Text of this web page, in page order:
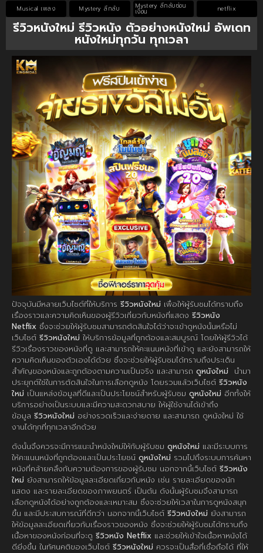
Musical เพลง Mystery ลึกลับ Mystery ลึกลับซ่อน
เงื่อน netflix
รีวิวหนังใหม่ รีวิวหนัง ตัวอย่างหนังใหม่ อัพเดท
หนังใหม่ทุกวัน ทุกเวลา
ปัจจุบันมีหลายเว็บไซต์ที่ให้บริการ รีวิวหนังใหม่ เพื่อให้ผู้รับชมได้ทราบถึง
เรื่องราวและความคิดเห็นของผู้รีวิวเกี่ยวกับหนังที่แสดง รีวิวหนัง
Netflix ซึ่งจะช่วยให้ผู้รับชมสามารถตัดสินใจได้ว่าจะเข้าดูหนังนั้นหรือไม่
เว็บไซต์ รีวิวหนังใหม่ ให้บริการข้อมูลที่ถูกต้องและสมบูรณ์ โดยให้ผู้รีวิวได้
รีวิวเรื่องราวของหนังที่ดู และสามารถให้คะแนนหนังที่เข้าดู และยังสามารถให้
ความคิดเห็นของตัวเองได้ด้วย ซึ่งจะช่วยให้ผู้รับชมได้ทราบถึงประเด็น
สำคัญของหนังและถูกต้องตามความเป็นจริง และสามารถ ดูหนังใหม่ นำมา
ประยุกต์ใช้ในการตัดสินใจในการเลือกดูหนัง โดยรวมแล้วเว็บไซต์ รีวิวหนัง
ใหม่ เป็นแหล่งข้อมูลที่ดีและเป็นประโยชน์สำหรับผู้รับชม ดูหนังใหม่ อีกทั้งให้
บริการอย่างเป็นระบบและมีความสะดวกสบาย ให้ผู้ใช้งานได้เข้าถึง
ข้อมูล รีวิวหนังใหม่ อย่างรวดเร็วและง่ายดาย และสามารถ ดูหนังใหม่ ใช้
งานได้ทุกที่ทุกเวลาอีกด้วย
ดังนั้นจึงควรจะมีการแนะนำหนังใหม่ให้กับผู้รับชม ดูหนังใหม่ และมีระบบการ
ให้คะแนนหนังที่ถูกต้องและเป็นประโยชน์ ดูหนังใหม่ รวมไปถึงระบบการค้นหา
หนังที่คล้ายคลึงกับความต้องการของผู้รับชม นอกจากนี้เว็บไซต์ รีวิวหนัง
ใหม่ ยังสามารถให้ข้อมูลละเอียดเกี่ยวกับหนัง เช่น รายละเอียดของนัก
แสดง และรายละเอียดของภาพยนตร์ เป็นต้น ดังนั้นผู้รับชมจึงสามารถ
เลือกดูหนังได้อย่างถูกต้องและเหมาะสม ซึ่งจะช่วยให้เวลาในการดูหนังสนุก
ขึ้น และมีประสบการณ์ที่ดีกว่า นอกจากนี้เว็บไซต์ รีวิวหนังใหม่ ยังสามารถ
ให้ข้อมูลละเอียดเกี่ยวกับเรื่องราวของหนัง ซึ่งจะช่วยให้ผู้รับชมได้ทราบถึง
เนื้อหาของหนังก่อนที่จะดู รีวิวหนัง Netflix และช่วยให้เข้าใจเนื้อหาหนังได้
ดียิ่งขึ้น ในทัศนคติของเว็บไซต์ รีวิวหนังใหม่ ควรจะเป็นสื่อที่เชื่อถือได้ ที่ให้